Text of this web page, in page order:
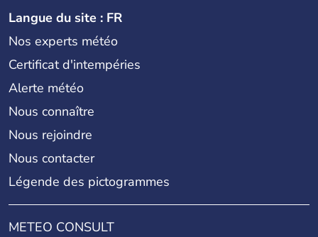
Langue du site : FR
Nos experts météo
Certificat d'intempéries
Alerte météo
Nous connaître
Nous rejoindre
Nous contacter
Légende des pictogrammes
METEO CONSULT